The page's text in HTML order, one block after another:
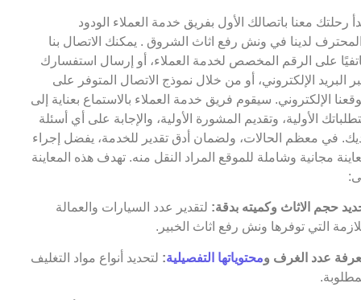
رحلتك معنا باتصالك الأول بفريق خدمة العملاء الودود
لدينا في ونش رفع اثاث الشروق . يمكنك الاتصال بنا
على الرقم المخصص لخدمة العملاء، أو إرسال استفسارك
البريد الإلكتروني، أو من خلال نموذج الاتصال المتوفر على
الإلكتروني. سيقوم فريق خدمة العملاء بالاستماع بعناية إلى
الأولية، وتقديم المشورة الأولية، والإجابة على أي أسئلة
في معظم الحالات، ولضمان أدق تقدير للخدمة، يفضل إجراء
مجانية وشاملة للموقع المراد النقل منه. تهدف هذه المعاينة
حجم الاثاث وكميته بدقة: لتقدير عدد السيارات والعمالة
التي توفرها ونش رفع اثاث الخبير.
عدد الغرف ومحتوياتها التفصيلية: لتحديد أنواع مواد التغليف